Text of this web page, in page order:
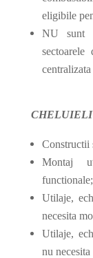
eligibile
NU sunt
sectoarele
Constructii
Montaj
functionale;
Utilaje,
necesita
Utilaje,
nu